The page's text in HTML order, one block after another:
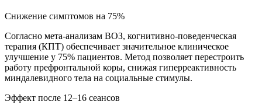
Снижение симптомов на 75%
Согласно мета-анализам ВОЗ, когнитивно-поведенческая
терапия (КПТ) обеспечивает значительное клиническое
улучшение у 75% пациентов. Метод позволяет перестроить
работу префронтальной коры, снижая гиперреактивность
миндалевидного тела на социальные стимулы.
Эффект после 12–16 сеансов